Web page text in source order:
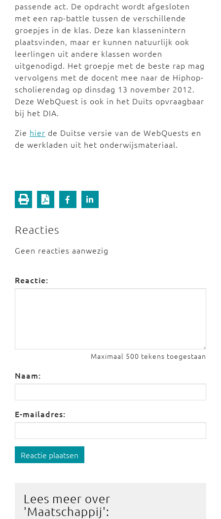
passende act. De opdracht wordt afgesloten
met een rap-battle tussen de verschillende
groepjes in de klas. Deze kan klassenintern
plaatsvinden, maar er kunnen natuurlijk ook
leerlingen uit andere klassen worden
uitgenodigd. Het groepje met de beste rap mag
vervolgens met de docent mee naar de Hiphop-
scholierendag op dinsdag 13 november 2012.
Deze WebQuest is ook in het Duits opvraagbaar
bij het DIA.
Zie hier de Duitse versie van de WebQuests en
de werkladen uit het onderwijsmateriaal.
Reacties
Geen reacties aanwezig
Reactie:
Maximaal 500 tekens toegestaan
Naam:
E-mailadres:
Reactie plaatsen
Lees meer over
'Maatschappij':